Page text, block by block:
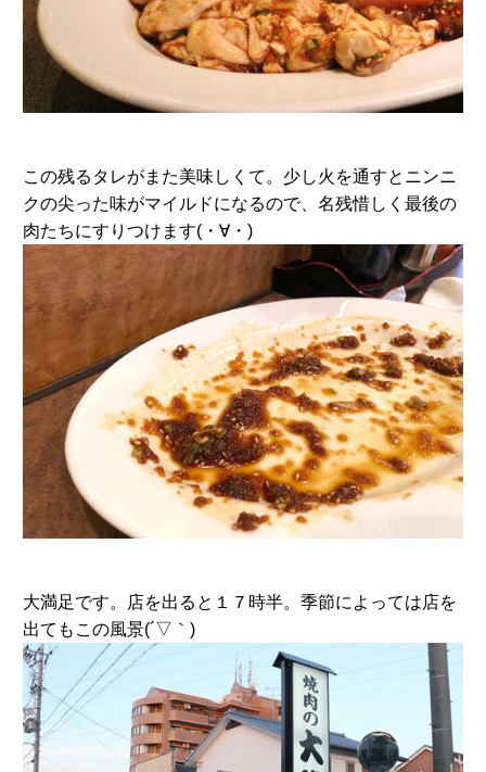
この残るタレがまた美味しくて。少し火を通すとニンニ
クの尖った味がマイルドになるので、名残惜しく最後の
肉たちにすりつけます(・∀・)
大満足です。店を出ると１７時半。季節によっては店を
出てもこの風景(´▽｀)